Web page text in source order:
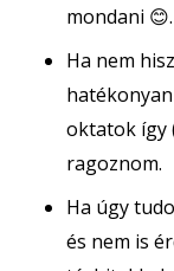
mondani 😊.
Ha nem
oktatok így
ragoznom.
Ha úgy
és nem is